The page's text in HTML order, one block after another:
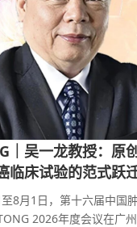
｜吴一龙教授：原
床试验的范式跃
8月1日，第十六届中国
2026年度会议在广